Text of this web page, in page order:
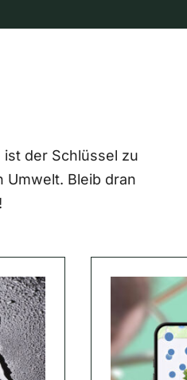
der Schlüssel zu
Bleib dran